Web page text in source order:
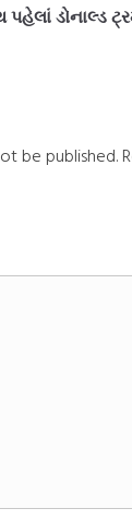
ડોનાલ્ડ
be published.